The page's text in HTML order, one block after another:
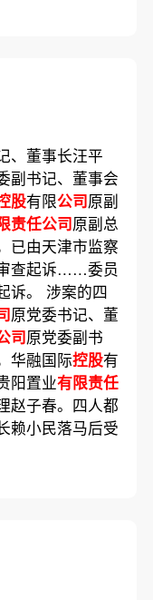
、董事长汪平
副书记、董事会
股有限公司原副
责任公司原副总
已由天津市监察
查起诉……委员
诉。 涉案的四
原党委书记、董
司原党委副书
华融国际控股有
阳置业有限责任
赵子春。四人都
赖小民落马后受